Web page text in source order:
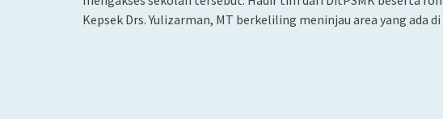
Kepsek Drs. Yulizarman, MT berkeliling meninjau area yang ada di